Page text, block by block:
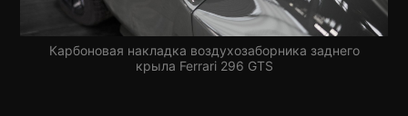
Карбоновая накладка воздухозаборника заднего
крыла Ferrari 296 GTS